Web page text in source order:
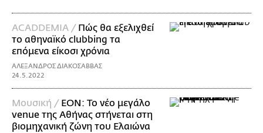
ACADDEMIA / Πώς θα εξελιχθεί
το αθηναϊκό clubbing τα
επόμενα είκοσι χρόνια
ΑΛΕΞΑΝΔΡΟΣ ΔΙΑΚΟΣΑΒΒΑΣ
24.5.2022
Μουσική / EON: Το νέο μεγάλο
venue της Αθήνας στήνεται στη
βιομηχανική ζώνη του Ελαιώνα